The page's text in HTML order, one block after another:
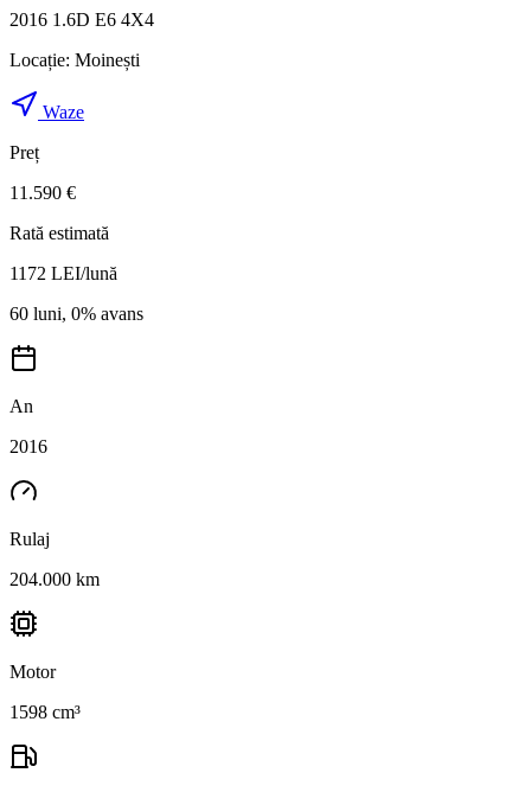
2016 1.6D E6 4X4
Locație: Moinești
Waze
Preț
11.590 €
Rată estimată
1172 LEI/lună
60 luni, 0% avans
An
2016
Rulaj
204.000 km
Motor
1598 cm³